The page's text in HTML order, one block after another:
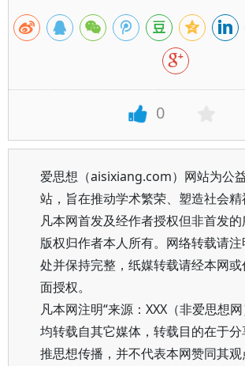
0
爱思想（aisixiang.com）网站为公
站，旨在推动学术繁荣、塑造社会精
凡本网首发及经作者授权但非首发的
版权归作者本人所有。网络转载请
处并保持完整，纸媒转载请经本网
面授权。
凡本网注明“来源：XXX（非爱思想网
均转载自其它媒体，转载目的在于
推思想传播，并不代表本网赞同其